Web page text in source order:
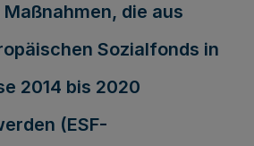
die aus
Sozialfonds in
2014 bis 2020
(ESF-